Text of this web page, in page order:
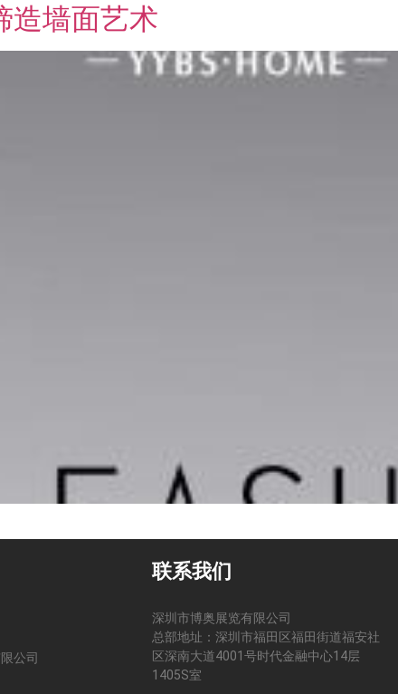
造墙面艺术
公司
联系我们
深圳市博奥展览有限公司
总部地址：深圳市福田区福田街道福安社
区深南大道4001号时代金融中心14层
1405S室